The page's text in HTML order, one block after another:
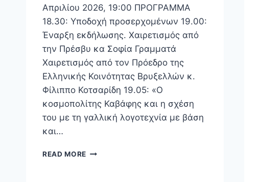
Απριλίου 2026, 19:00 ΠΡΟΓΡΑΜΜΑ
18.30: Υποδοχή προσερχομένων 19.00:
Έναρξη εκδήλωσης. Χαιρετισμός από
την Πρέσβυ κα Σοφία Γραμματά
Χαιρετισμός από τον Πρόεδρο της
Ελληνικής Κοινότητας Βρυξελλών κ.
Φίλιππο Κοτσαρίδη 19.05: «Ο
κοσμοπολίτης Καβάφης και η σχέση
του με τη γαλλική λογοτεχνία με βάση
και…
READ MORE